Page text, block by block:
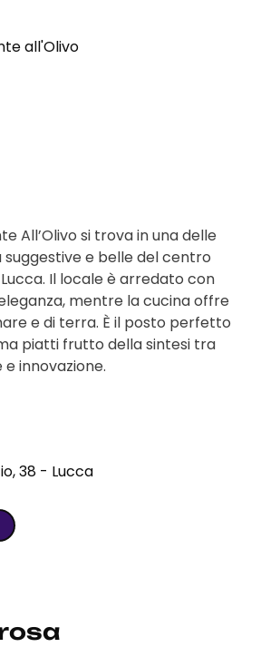
All’Olivo si trova in una delle
suggestive e belle del centro
Il locale è arredato con
mentre la cucina offre
e di terra. È il posto perfetto
piatti frutto della sintesi tra
innovazione.
38 - Lucca